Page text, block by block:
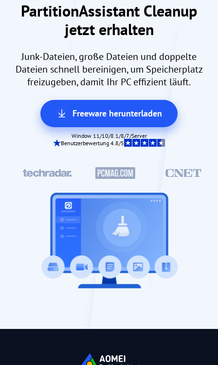
PartitionAssistant Cleanup
jetzt erhalten
Junk-Dateien, große Dateien und doppelte
Dateien schnell bereinigen, um Speicherplatz
freizugeben, damit Ihr PC effizient läuft.
Freeware herunterladen
Window 11/10/8.1/8/7/Server
Benutzerbewertung 4.8/5